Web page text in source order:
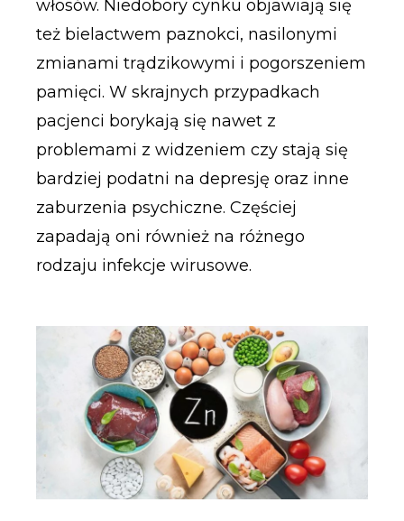
włosów. Niedobory cynku objawiają się
też bielactwem paznokci, nasilonymi
zmianami trądzikowymi i pogorszeniem
pamięci. W skrajnych przypadkach
pacjenci borykają się nawet z
problemami z widzeniem czy stają się
bardziej podatni na depresję oraz inne
zaburzenia psychiczne. Częściej
zapadają oni również na różnego
rodzaju infekcje wirusowe.